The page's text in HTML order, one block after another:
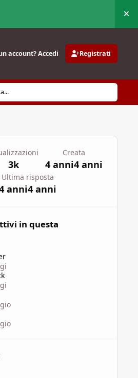
account? Accedi Registrati
3k
Creata
4 anni4 anni
Ultima risposta
anni4 anni
in questa